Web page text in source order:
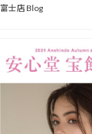
富士店 Blog